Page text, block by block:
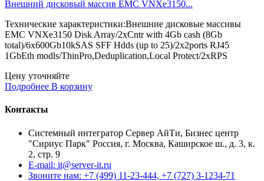
Внешний дисковый массив EMC VNXe3150...
Технические характеристики:Внешние дисковые массивы
EMC VNXe3150 Disk Array/2xCntr with 4Gb cash (8Gb
total)/6x600Gb10kSAS SFF Hdds (up to 25)/2x2ports RJ45
1GbEth modls/ThinPro,Deduplication,Local Protect/2xRPS
Цену уточняйте
Подробнее В корзину
Контакты
Системный интегратор Сервер АйТи, Бизнес центр
"Сириус Парк" Россия, г. Москва, Каширское ш., д. 3, к.
2, стр. 9
E-mail: it@server-it.ru
Звоните нам: +7 (499) 11-23-444, +7 (727) 3-1234-71